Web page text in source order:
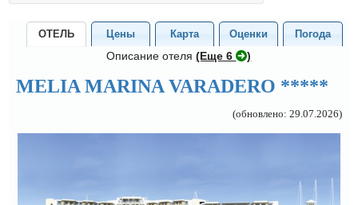
ОТЕЛЬ Цены Карта Оценки Погода
Описание отеля(Eще 6 )
MELIA MARINA VARADERO *****
(обновлено: 29.07.2026)